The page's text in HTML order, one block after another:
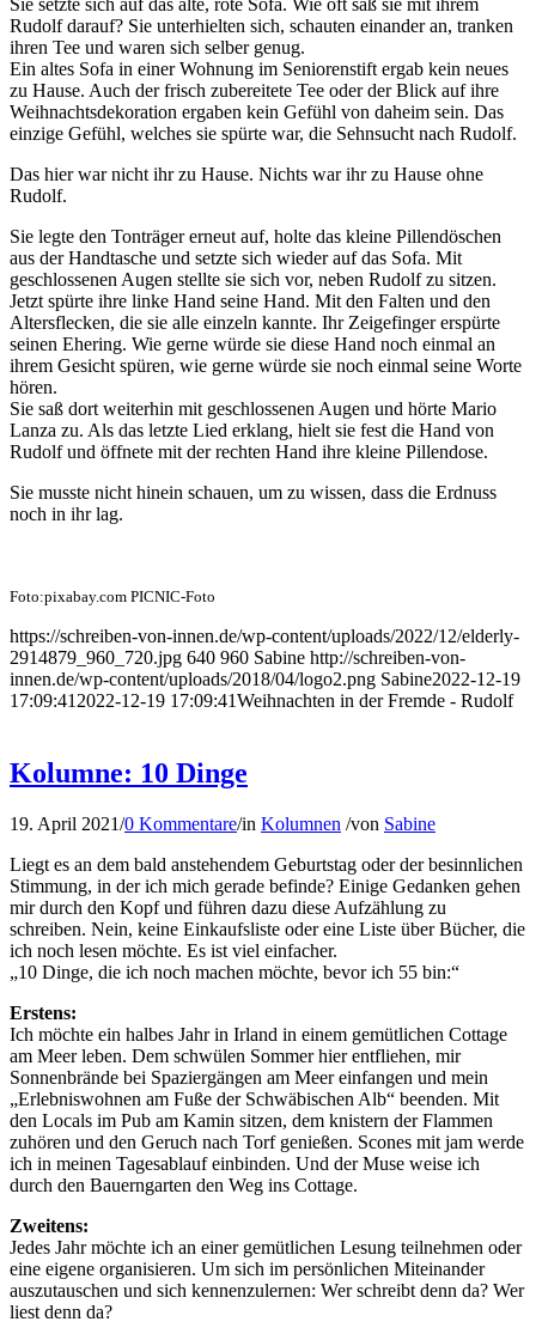
Sie setzte sich auf das alte, rote Sofa. Wie oft saß sie mit ihrem
Rudolf darauf? Sie unterhielten sich, schauten einander an, tranken
ihren Tee und waren sich selber genug.
Ein altes Sofa in einer Wohnung im Seniorenstift ergab kein neues
zu Hause. Auch der frisch zubereitete Tee oder der Blick auf ihre
Weihnachtsdekoration ergaben kein Gefühl von daheim sein. Das
einzige Gefühl, welches sie spürte war, die Sehnsucht nach Rudolf.
Das hier war nicht ihr zu Hause. Nichts war ihr zu Hause ohne
Rudolf.
Sie legte den Tonträger erneut auf, holte das kleine Pillendöschen
aus der Handtasche und setzte sich wieder auf das Sofa. Mit
geschlossenen Augen stellte sie sich vor, neben Rudolf zu sitzen.
Jetzt spürte ihre linke Hand seine Hand. Mit den Falten und den
Altersflecken, die sie alle einzeln kannte. Ihr Zeigefinger erspürte
seinen Ehering. Wie gerne würde sie diese Hand noch einmal an
ihrem Gesicht spüren, wie gerne würde sie noch einmal seine Worte
hören.
Sie saß dort weiterhin mit geschlossenen Augen und hörte Mario
Lanza zu. Als das letzte Lied erklang, hielt sie fest die Hand von
Rudolf und öffnete mit der rechten Hand ihre kleine Pillendose.
Sie musste nicht hinein schauen, um zu wissen, dass die Erdnuss
noch in ihr lag.
Foto:pixabay.com PICNIC-Foto
https://schreiben-von-innen.de/wp-content/uploads/2022/12/elderly-
2914879_960_720.jpg 640 960 Sabine http://schreiben-von-
innen.de/wp-content/uploads/2018/04/logo2.png Sabine2022-12-19
17:09:41 2022-12-19 17:09:41Weihnachten in der Fremde - Rudolf
Kolumne: 10 Dinge
19. April 2021/0 Kommentare/in Kolumnen /von Sabine
Liegt es an dem bald anstehendem Geburtstag oder der besinnlichen
Stimmung, in der ich mich gerade befinde? Einige Gedanken gehen
mir durch den Kopf und führen dazu diese Aufzählung zu
schreiben. Nein, keine Einkaufsliste oder eine Liste über Bücher, die
ich noch lesen möchte. Es ist viel einfacher.
„10 Dinge, die ich noch machen möchte, bevor ich 55 bin:“
Erstens:
Ich möchte ein halbes Jahr in Irland in einem gemütlichen Cottage
am Meer leben. Dem schwülen Sommer hier entfliehen, mir
Sonnenbrände bei Spaziergängen am Meer einfangen und mein
„Erlebniswohnen am Fuße der Schwäbischen Alb“ beenden. Mit
den Locals im Pub am Kamin sitzen, dem knistern der Flammen
zuhören und den Geruch nach Torf genießen. Scones mit jam werde
ich in meinen Tagesablauf einbinden. Und der Muse weise ich
durch den Bauerngarten den Weg ins Cottage.
Zweitens:
Jedes Jahr möchte ich an einer gemütlichen Lesung teilnehmen oder
eine eigene organisieren. Um sich im persönlichen Miteinander
auszutauschen und sich kennenzulernen: Wer schreibt denn da? Wer
liest denn da?